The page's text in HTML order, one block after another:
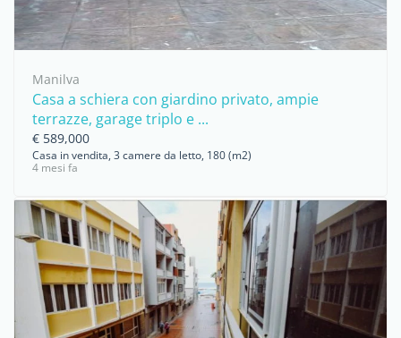
Manilva
Casa a schiera con giardino privato, ampie
terrazze, garage triplo e ...
€ 589,000
Casa in vendita, 3 camere da letto, 180 (m2)
4 mesi fa